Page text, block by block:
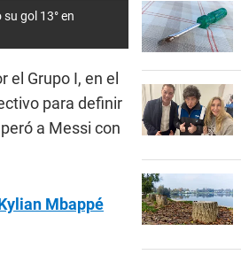
gol 13° en
el Grupo I, en el
para definir
a Messi con
Mbappé